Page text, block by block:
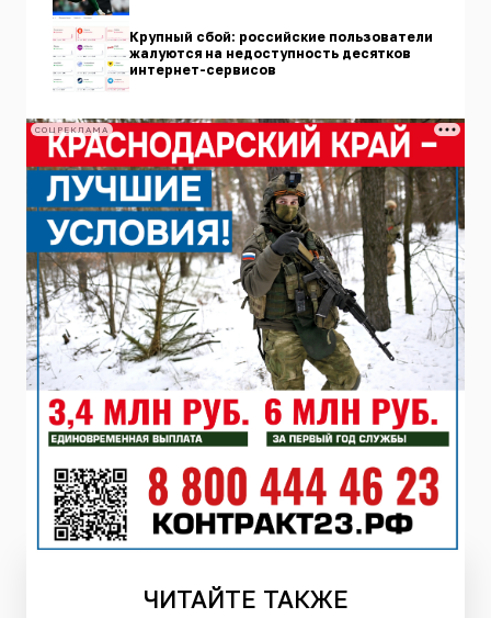
Крупный сбой: российские пользователи
жалуются на недоступность десятков
интернет-сервисов
СОЦРЕКЛАМА
ЧИТАЙТЕ ТАКЖЕ